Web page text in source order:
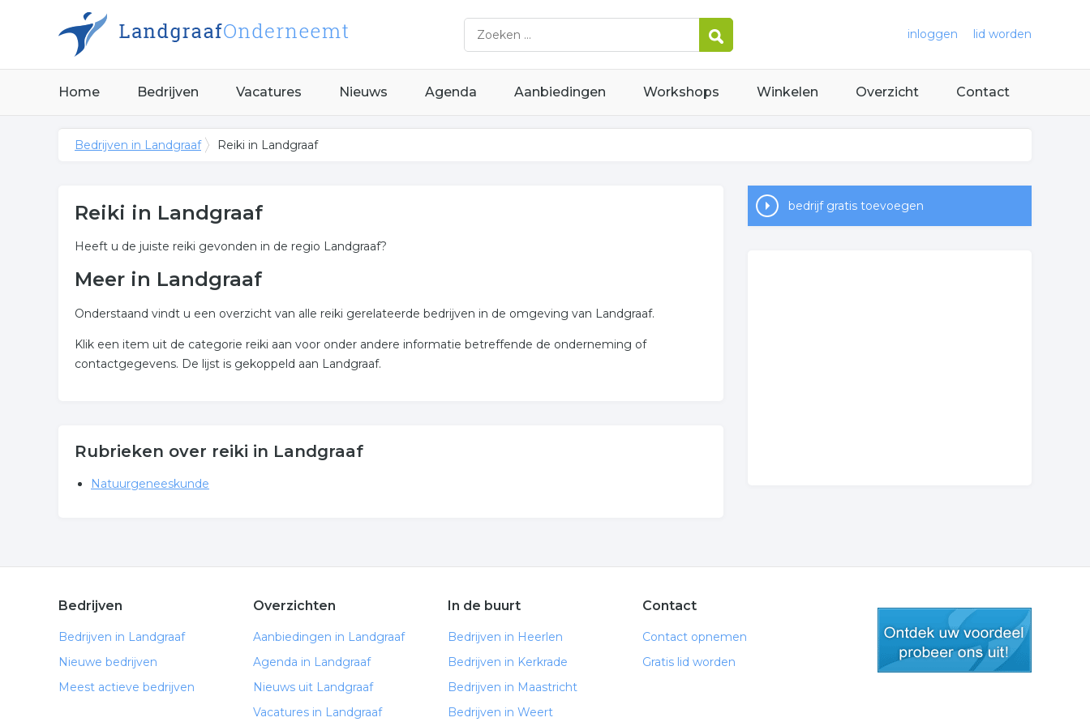
inloggen lid worden
Home Bedrijven Vacatures Nieuws Agenda Aanbiedingen Workshops Winkelen Overzicht Contact
Bedrijven in Landgraaf Reiki in Landgraaf
Reiki in Landgraaf
Heeft u de juiste reiki gevonden in de regio Landgraaf?
Meer in Landgraaf
Onderstaand vindt u een overzicht van alle reiki gerelateerde bedrijven in de omgeving van Landgraaf.
Klik een item uit de categorie reiki aan voor onder andere informatie betreffende de onderneming of
contactgegevens. De lijst is gekoppeld aan Landgraaf.
Rubrieken over reiki in Landgraaf
Natuurgeneeskunde
bedrijf gratis toevoegen
Bedrijven
Bedrijven in Landgraaf
Nieuwe bedrijven
Meest actieve bedrijven
Overzichten
Aanbiedingen in Landgraaf
Agenda in Landgraaf
Nieuws uit Landgraaf
Vacatures in Landgraaf
In de buurt
Bedrijven in Heerlen
Bedrijven in Kerkrade
Bedrijven in Maastricht
Bedrijven in Weert
Contact
Contact opnemen
Gratis lid worden